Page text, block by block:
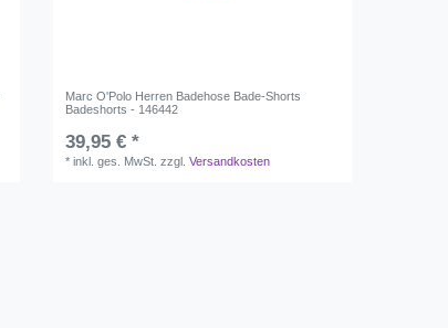
Marc O'Polo Herren Badehose Bade-Shorts
Badeshorts - 146442
39,95 € *
*inkl. ges. MwSt. zzgl.Versandkosten